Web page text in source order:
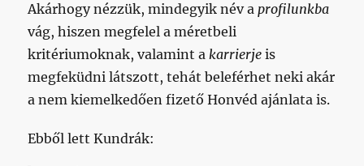
Akárhogy nézzük, mindegyik név aprofilunkba
vág, hiszen megfelel a méretbeli
kritériumoknak, valamint akarrierje is
megfeküdni látszott, tehát beleférhet neki akár
a nem kiemelkedően fizető Honvéd ajánlata is.
Ebből lett Kundrák: